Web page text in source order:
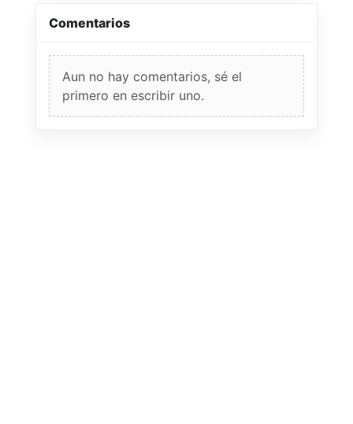
Comentarios
Aun no hay comentarios, sé el
primero en escribir uno.